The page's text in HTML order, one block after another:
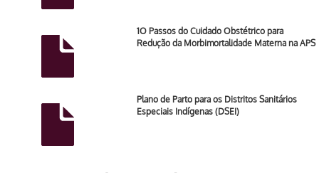
1O Passos do Cuidado Obstétrico para
Redução da Morbimortalidade Materna na APS
Plano de Parto para os Distritos Sanitários
Especiais Indígenas (DSEI)